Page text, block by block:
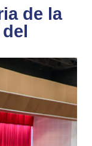
de la